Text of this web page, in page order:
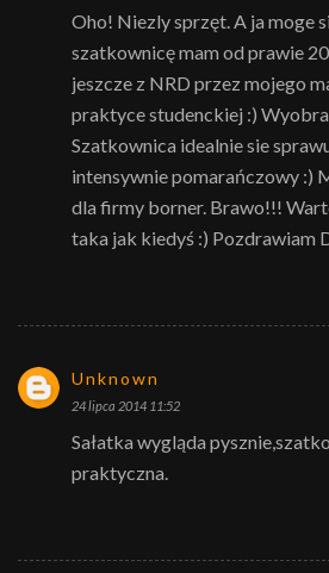
Oho! Niezly sprzęt. A ja moge
szatkownicę mam od prawie
jeszcze z NRD przez mojego
praktyce studenckiej :)
Szatkownica idealnie sie
intensywnie pomarańczowy :)
dla firmy borner. Brawo!!!
taka jak kiedyś :) Pozdrawiam
Unknown
24 lipca 2014 11:52
Sałatka wygląda
praktyczna.